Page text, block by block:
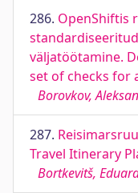
286. OpenShiftis
väljatöötamine.
set of checks for
Borovkov,
287.
Travel Itinerary
Bortkevitš,